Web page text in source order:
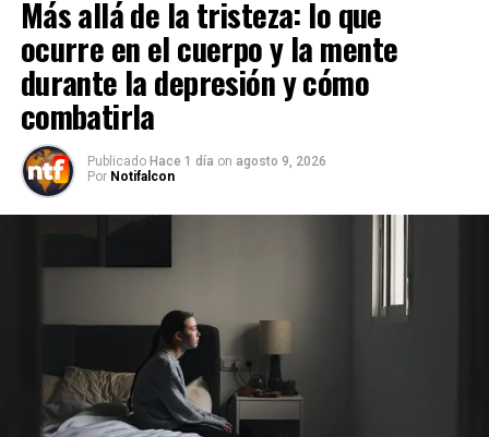
Más allá de la tristeza: lo que
ocurre en el cuerpo y la mente
durante la depresión y cómo
combatirla
Publicado Hace 1 día on agosto 9, 2026
Por Notifalcon